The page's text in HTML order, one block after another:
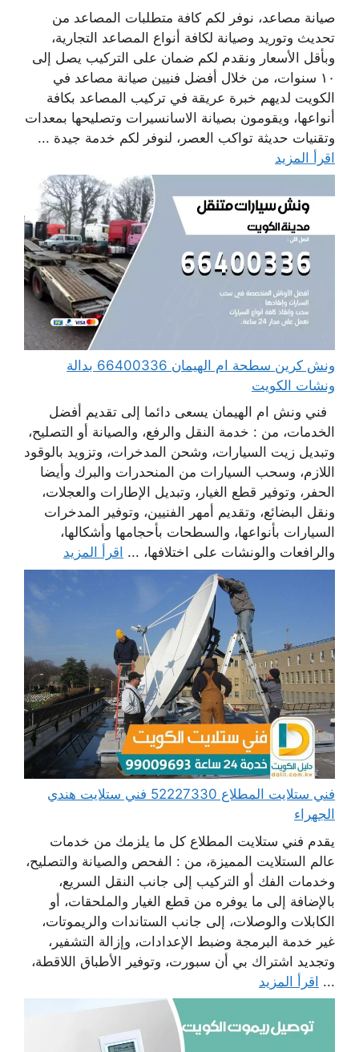
صيانة مصاعد، نوفر لكم كافة متطلبات المصاعد من
تحديث وتوريد وصيانة لكافة أنواع المصاعد التجارية،
وبأقل الأسعار ونقدم لكم ضمان على التركيب يصل إلى
١٠ سنوات، من خلال أفضل فنيين صيانة مصاعد في
الكويت لديهم خبرة عريقة في تركيب المصاعد بكافة
أنواعها، ويقومون بصيانة الاسانسيرات وتصليحها بمعدات
وتقنيات حديثة تواكب العصر، لنوفر لكم خدمة جيدة ...
اقرأ المزيد
ونش كرين سطحة ام الهيمان 66400336 بدالة
ونشات الكويت
فني ونش ام الهيمان يسعى دائما إلى تقديم أفضل
الخدمات، من : خدمة النقل والرفع، والصيانة أو التصليح،
وتبديل زيت السيارات، وشحن المدخرات، وتزويد بالوقود
اللازم، وسحب السيارات من المنحدرات والبرك وأيضا
الحفر، وتوفير قطع الغيار، وتبديل الإطارات والعجلات،
ونقل البضائع، وتقديم أمهر الفنيين، وتوفير المدخرات
السيارات بأنواعها، والسطحات بأحجامها وأشكالها،
والرافعات والونشات على اختلافها، ... اقرأ المزيد
فني ستلايت المطلاع 52227330 فني ستلايت هندي
الجهراء
يقدم فني ستلايت المطلاع كل ما يلزمك من خدمات
عالم الستلايت المميزة، من : الفحص والصيانة والتصليح،
وخدمات الفك أو التركيب إلى جانب النقل السريع،
بالإضافة إلى ما يوفره من قطع الغيار والملحقات، أو
الكابلات والوصلات، إلى جانب الستاندات والريموتات،
غير خدمة البرمجة وضبط الإعدادات، وإزالة التشفير،
وتجديد اشتراك بي أن سبورت، وتوفير الأطباق اللاقطة،
... اقرأ المزيد